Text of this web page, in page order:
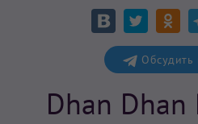
Обсудить
Dhan Dhan